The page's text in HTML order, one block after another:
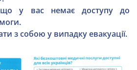
у вас немає доступу до
з собою у випадку евакуації.